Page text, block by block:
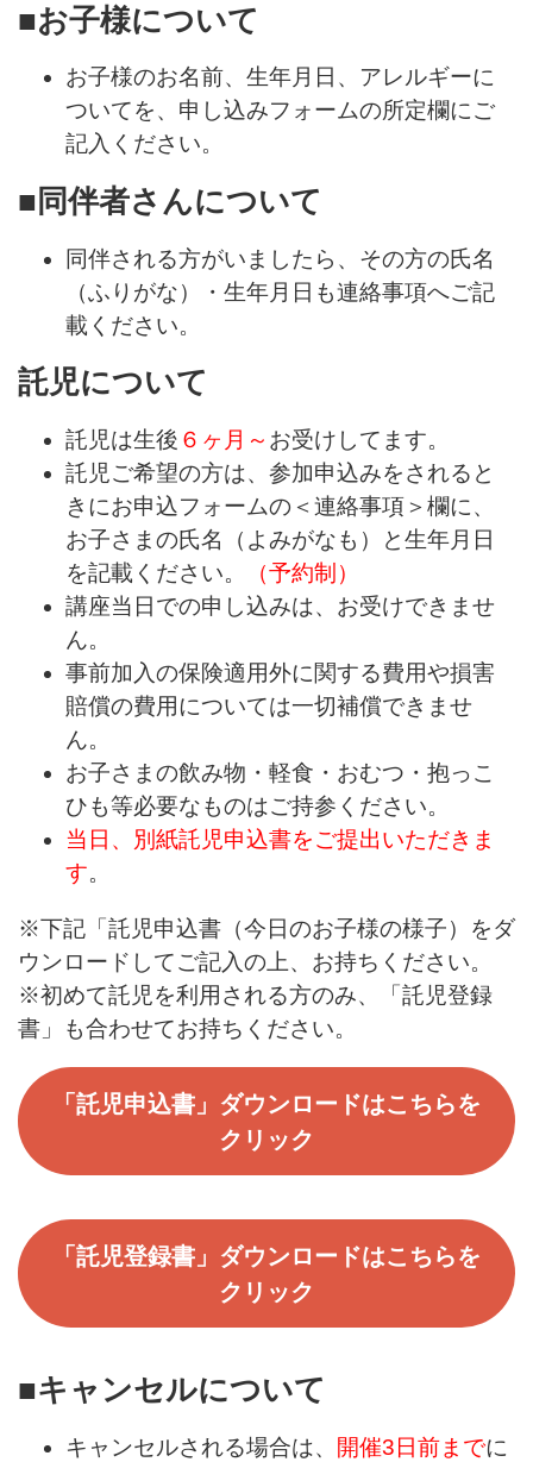
■お子様について
お子様のお名前、生年月日、アレルギーに
ついてを、申し込みフォームの所定欄にご
記入ください。
■同伴者さんについて
同伴される方がいましたら、その方の氏名
（ふりがな）・生年月日も連絡事項へご記
載ください。
託児について
託児は生後 ６ヶ月～ お受けしてます。
託児ご希望の方は、参加申込みをされると
きにお申込フォームの＜連絡事項＞欄に、
お子さまの氏名（よみがなも）と生年月日
を記載ください。
（予約制）
講座当日での申し込みは、お受けできませ
ん。
事前加入の保険適用外に関する費用や損害
賠償の費用については一切補償できませ
ん。
お子さまの飲み物・軽食・おむつ・抱っこ
ひも等必要なものはご持参ください。
当日、別紙託児申込書をご提出いただきま
す。
※下記「託児申込書（今日のお子様の様子）をダ
ウンロードしてご記入の上、お持ちください。
※初めて託児を利用される方のみ、「託児登録
書」も合わせてお持ちください。
「託児申込書」ダウンロードはこちらを
クリック
「託児登録書」ダウンロードはこちらを
クリック
■キャンセルについて
キャンセルされる場合は、 開催3日前までに